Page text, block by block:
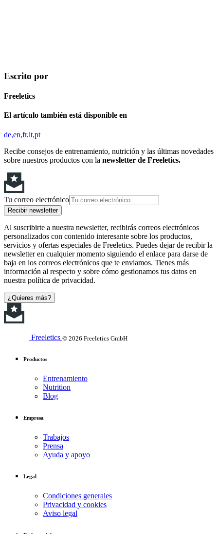
Escrito por
Freeletics
El artículo también está disponible en
de en fr it pt
Recibe consejos de entrenamiento, nutrición y las últimas novedades
sobre nuestros productos con la newsletter de Freeletics.
Tu correo electrónico
Recibir newsletter
Al suscribirte a nuestra newsletter, recibirás correos electrónicos
personalizados con contenido interesante sobre los productos,
servicios y ofertas especiales de Freeletics. Puedes dejar de recibir la
newsletter en cualquier momento siguiendo el enlace para darse de
baja en los correos electrónicos que te enviamos. Tienes más
información al respecto y sobre cómo gestionamos tus datos en
nuestra política de privacidad.
¿Quieres más?
Freeletics © 2026 Freeletics GmbH
Productos
Entrenamiento
Nutrition
Blog
Empresa
Trabajos
Prensa
Ayuda y apoyo
Legal
Condiciones generales
Privacidad y cookies
Aviso legal